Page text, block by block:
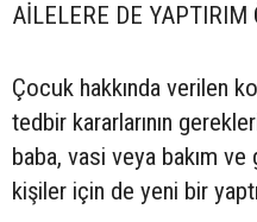
AİLELERE DE YAPTIRIM
Çocuk hakkında verilen
tedbir kararlarının
baba, vasi veya bakım
kişiler için de yeni bir